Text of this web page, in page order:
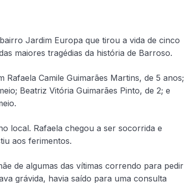
Jardim Europa que tirou a vida de cinco
maiores tragédias da história de Barroso.
Camile Guimarães Martins, de 5 anos;
Beatriz Vitória Guimarães Pinto, de 2; e
local. Rafaela chegou a ser socorrida e
aos ferimentos.
de algumas das vítimas correndo para pedir
grávida, havia saído para uma consulta